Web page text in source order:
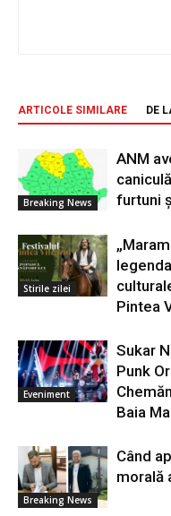
ARTICOLE SIMILARE DE
Breaking News
ANM
furtuni
Stirile zilei
Pintea
Eveniment
Sukar
Punk
Baia
Breaking News
Când
morală